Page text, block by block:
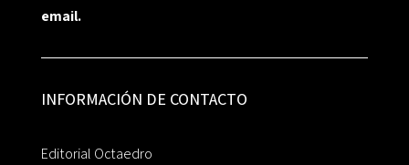
email.
INFORMACIÓN DE CONTACTO
Editorial Octaedro